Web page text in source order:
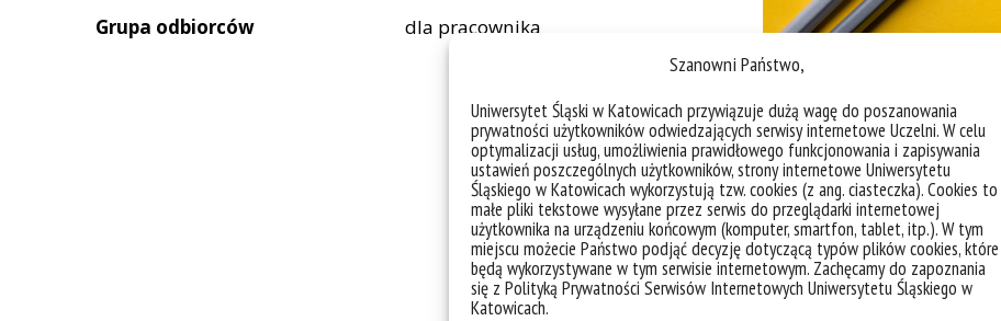
Szanowni Państwo,
Uniwersytet Śląski w Katowicach przywiązuje dużą wagę do poszanowania
prywatności użytkowników odwiedzających serwisy internetowe Uczelni. W celu
optymalizacji usług, umożliwienia prawidłowego funkcjonowania i zapisywania
ustawień poszczególnych użytkowników, strony internetowe Uniwersytetu
Śląskiego w Katowicach wykorzystują tzw. cookies (z ang. ciasteczka). Cookies to
małe pliki tekstowe wysyłane przez serwis do przeglądarki internetowej
użytkownika na urządzeniu końcowym (komputer, smartfon, tablet, itp.). W tym
miejscu możecie Państwo podjąć decyzję dotyczącą typów plików cookies, które
będą wykorzystywane w tym serwisie internetowym. Zachęcamy do zapoznania
się z Polityką Prywatności Serwisów Internetowych Uniwersytetu Śląskiego w
Katowicach.
Grupa odbiorców
dla pracownika